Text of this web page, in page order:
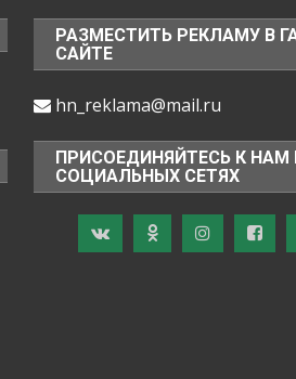
РАЗМЕСТИТЬ РЕКЛАМУ В
САЙТЕ
hn_reklama@mail.ru
ПРИСОЕДИНЯЙТЕСЬ К НАМ
СОЦИАЛЬНЫХ СЕТЯХ